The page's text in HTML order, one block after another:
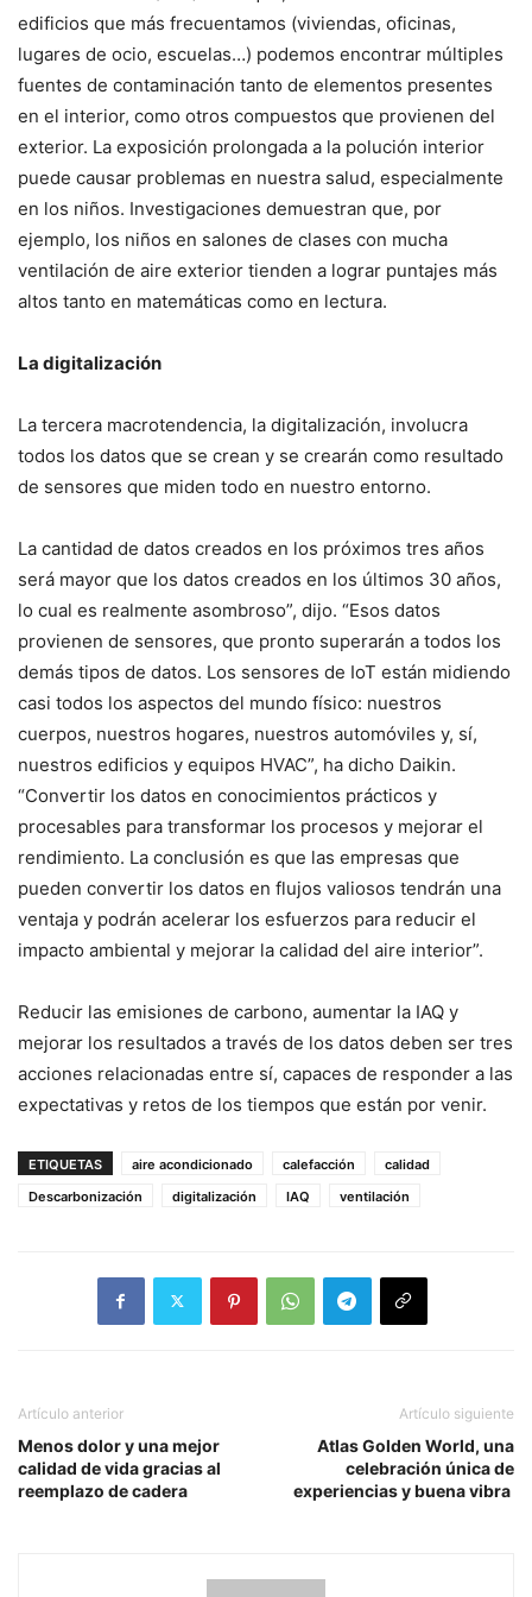
edificios que más frecuentamos (viviendas, oficinas,
lugares de ocio, escuelas…) podemos encontrar múltiples
fuentes de contaminación tanto de elementos presentes
en el interior, como otros compuestos que provienen del
exterior. La exposición prolongada a la polución interior
puede causar problemas en nuestra salud, especialmente
en los niños. Investigaciones demuestran que, por
ejemplo, los niños en salones de clases con mucha
ventilación de aire exterior tienden a lograr puntajes más
altos tanto en matemáticas como en lectura.
La digitalización
La tercera macrotendencia, la digitalización, involucra
todos los datos que se crean y se crearán como resultado
de sensores que miden todo en nuestro entorno.
La cantidad de datos creados en los próximos tres años
será mayor que los datos creados en los últimos 30 años,
lo cual es realmente asombroso”, dijo. “Esos datos
provienen de sensores, que pronto superarán a todos los
demás tipos de datos. Los sensores de IoT están midiendo
casi todos los aspectos del mundo físico: nuestros
cuerpos, nuestros hogares, nuestros automóviles y, sí,
nuestros edificios y equipos HVAC”, ha dicho Daikin.
“Convertir los datos en conocimientos prácticos y
procesables para transformar los procesos y mejorar el
rendimiento. La conclusión es que las empresas que
pueden convertir los datos en flujos valiosos tendrán una
ventaja y podrán acelerar los esfuerzos para reducir el
impacto ambiental y mejorar la calidad del aire interior”.
Reducir las emisiones de carbono, aumentar la IAQ y
mejorar los resultados a través de los datos deben ser tres
acciones relacionadas entre sí, capaces de responder a las
expectativas y retos de los tiempos que están por venir.
ETIQUETAS aire acondicionado calefacción
calidad
Descarbonización
digitalización IAQ ventilación
Artículo anterior
Menos dolor y una mejor
calidad de vida gracias al
reemplazo de cadera
Artículo siguiente
Atlas Golden World, una
celebración única de
experiencias y buena vibra